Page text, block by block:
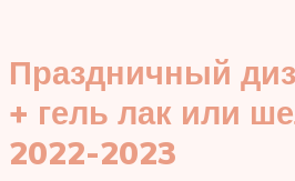
Праздничный
+ гель лак или
2022-2023